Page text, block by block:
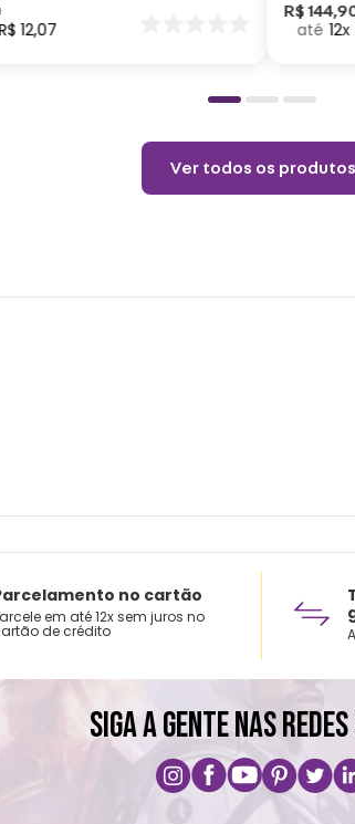
12,07
R$ 144,
12
Ver todos os produtos
no cartão
em até 12x sem juros no
de crédito
SIGA A GENTE NAS